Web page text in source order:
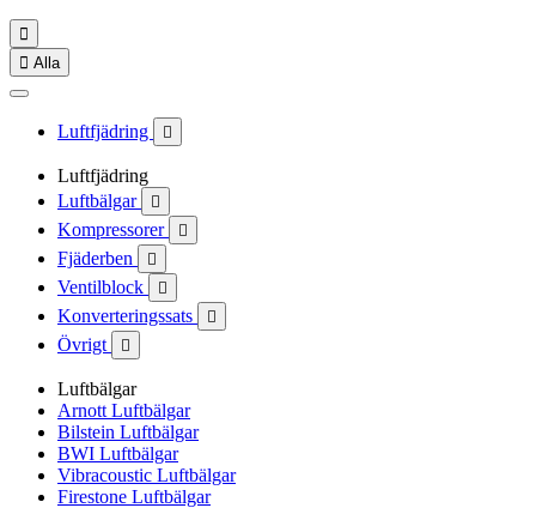

 Alla
Luftfjädring 
Luftfjädring
Luftbälgar

Kompressorer 
Fjäderben 
Ventilblock 
Konverteringssats 
Övrigt 
Luftbälgar
Arnott Luftbälgar
Bilstein Luftbälgar
BWI Luftbälgar
Vibracoustic Luftbälgar
Firestone Luftbälgar